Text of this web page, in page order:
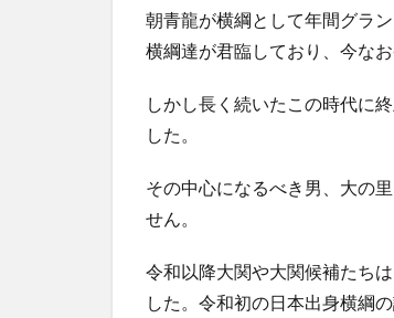
朝青龍が横綱として年間グラ
横綱達が君臨しており、今な
しかし長く続いたこの時代に
した。
その中心になるべき男、大の
せん。
令和以降大関や大関候補たち
した。令和初の日本出身横綱